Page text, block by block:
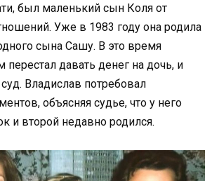
был маленький сын Коля от
Уже в 1983 году она родила
сына Сашу. В это время
перестал давать денег на дочь, и
Владислав потребовал
объясняя судье, что у него
и второй недавно родился.